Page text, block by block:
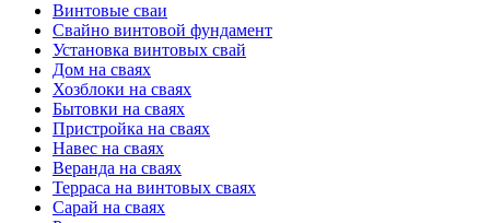
Винтовые сваи
Свайно винтовой фундамент
Установка винтовых свай
Дом на сваях
Хозблоки на сваях
Бытовки на сваях
Пристройка на сваях
Навес на сваях
Веранда на сваях
Терраса на винтовых сваях
Cарай на сваях